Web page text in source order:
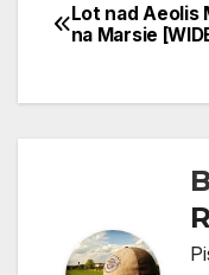
Lot nad Aeolis
na Marsie